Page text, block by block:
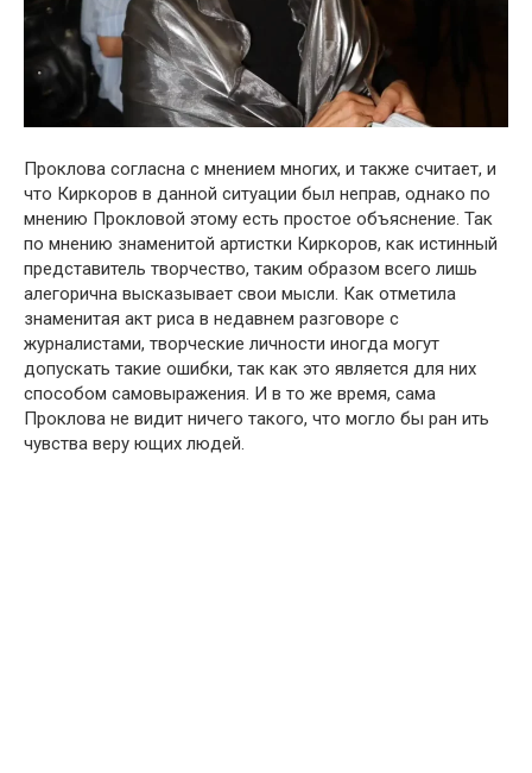
Проклова согласна с мнением многих, и также считает, и
что Киркоров в данной ситуации был неправ, однако по
мнению Прокловой этому есть простое объяснение. Так
по мнению знаменитой артистки Киркоров, как истинный
представитель творчество, таким образом всего лишь
алегорична высказывает свои мысли. Как отметила
знаменитая акт риса в недавнем разговоре с
журналистами, творческие личности иногда могут
допускать такие ошибки, так как это является для них
способом самовыражения. И в то же время, сама
Проклова не видит ничего такого, что могло бы ран ить
чувства веру ющих людей.